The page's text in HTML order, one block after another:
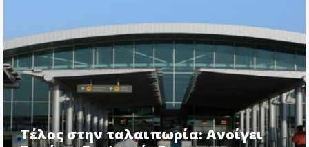
Τέλος στην ταλαιπωρία: Ανοίγει